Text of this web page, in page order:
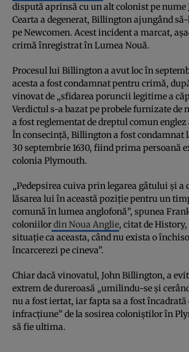
dispută aprinsă cu un alt colonist pe nume
Cearta a degenerat, Billington ajungând
pe Newcomen. Acest incident a marcat,
crimă înregistrat în Lumea Nouă.
Procesul lui Billington a avut loc în
acesta a fost condamnat pentru crimă,
vinovat de „sfidarea poruncii legitime a
Verdictul s-a bazat pe probele furnizate
a fost reglementat de dreptul comun
În consecință, Billington a fost condamnat
30 septembrie 1630, fiind prima persoană
colonia Plymouth.
„Pedepsirea cuiva prin legarea gâtului și a
lăsarea lui în această poziție pentru un
comună în lumea anglofonă”, spunea
coloniilordin Noua Anglie, citat de
situație ca aceasta, când nu exista o
încarcerezi pe cineva”.
Chiar dacă vinovatul, John Billington, a
extrem de dureroasă „umilindu-se și
nu a fost iertat, iar fapta sa a fost
infracțiune” de la sosirea coloniștilor în
să fie ultima.